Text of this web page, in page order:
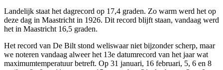
Landelijk staat het dagrecord op 17,4 graden. Zo warm werd het op
deze dag in Maastricht in 1926. Dit record blijft staan, vandaag werd
het in Maastricht 16,5 graden.
Het record van De Bilt stond weliswaar niet bijzonder scherp, maar
we noteren vandaag alweer het 13e datumrecord van het jaar wat
maximumtemperatuur betreft. Op 31 januari, 16 februari, 5, 6 en 8